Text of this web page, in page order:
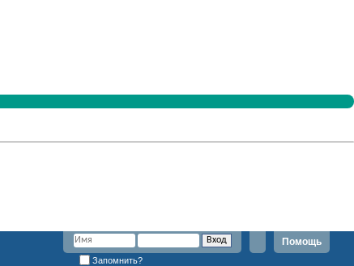
Помощь
Запомнить?